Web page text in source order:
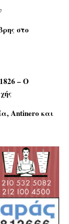
στο
– Ο
Antinero και